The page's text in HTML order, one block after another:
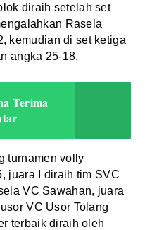
diraih setelah set
Rasela
kemudian di set ketiga
angka 25-18.
Terima
turnamen volly
juara I diraih tim SVC
VC Sawahan, juara
VC Usor Tolang
terbaik diraih oleh